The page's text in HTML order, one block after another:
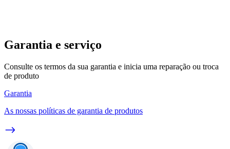
Garantia e serviço
Consulte os termos da sua garantia e inicia uma reparação ou troca
de produto
Garantia
As nossas políticas de garantia de produtos